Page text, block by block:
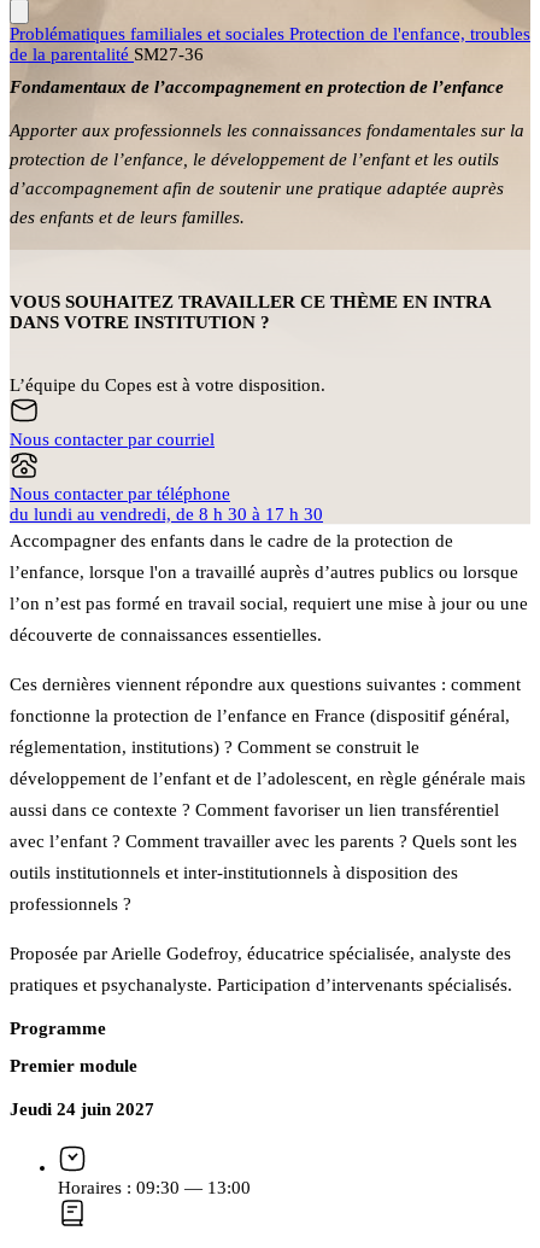
Problématiques familiales et sociales Protection de l'enfance, troubles
de la parentalité SM27-36
Fondamentaux de l’accompagnement en protection de l’enfance
Apporter aux professionnels les connaissances fondamentales sur la
protection de l’enfance, le développement de l’enfant et les outils
d’accompagnement afin de soutenir une pratique adaptée auprès
des enfants et de leurs familles.
VOUS SOUHAITEZ TRAVAILLER CE THÈME EN INTRA
DANS VOTRE INSTITUTION ?
L’équipe du Copes est à votre disposition.
Nous contacter par courriel
Nous contacter par téléphone
du lundi au vendredi, de 8 h 30 à 17 h 30
Accompagner des enfants dans le cadre de la protection de
l’enfance, lorsque l'on a travaillé auprès d’autres publics ou lorsque
l’on n’est pas formé en travail social, requiert une mise à jour ou une
découverte de connaissances essentielles.
Ces dernières viennent répondre aux questions suivantes : comment
fonctionne la protection de l’enfance en France (dispositif général,
réglementation, institutions) ? Comment se construit le
développement de l’enfant et de l’adolescent, en règle générale mais
aussi dans ce contexte ? Comment favoriser un lien transférentiel
avec l’enfant ? Comment travailler avec les parents ? Quels sont les
outils institutionnels et inter-institutionnels à disposition des
professionnels ?
Proposée par Arielle Godefroy, éducatrice spécialisée, analyste des
pratiques et psychanalyste. Participation d’intervenants spécialisés.
Programme
Premier module
Jeudi 24 juin 2027
Horaires : 09:30 — 13:00